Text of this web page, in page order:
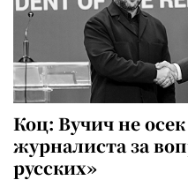
Коц: Вучич не
журналиста за
русских»